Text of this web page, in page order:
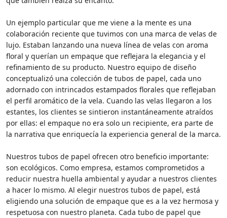
Un ejemplo particular que me viene a la mente es una
colaboración reciente que tuvimos con una marca de velas de
lujo. Estaban lanzando una nueva línea de velas con aroma
floral y querían un empaque que reflejara la elegancia y el
refinamiento de su producto. Nuestro equipo de diseño
conceptualizó una colección de tubos de papel, cada uno
adornado con intrincados estampados florales que reflejaban
el perfil aromático de la vela. Cuando las velas llegaron a los
estantes, los clientes se sintieron instantáneamente atraídos
por ellas: el empaque no era solo un recipiente, era parte de
la narrativa que enriquecía la experiencia general de la marca.
Nuestros tubos de papel ofrecen otro beneficio importante:
son ecológicos. Como empresa, estamos comprometidos a
reducir nuestra huella ambiental y ayudar a nuestros clientes
a hacer lo mismo. Al elegir nuestros tubos de papel, está
eligiendo una solución de empaque que es a la vez hermosa y
respetuosa con nuestro planeta. Cada tubo de papel que